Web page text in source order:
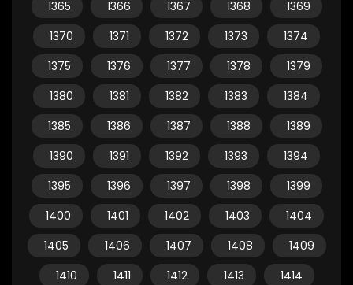
1365 1366 1367 1368
1369
1370
1371 1372 1373
1374
1375
1376 1377 1378
1379
1380
1381 1382 1383
1384
1385
1386 1387 1388
1389
1390
1391 1392 1393
1394
1395
1396 1397 1398
1399
1400
1401 1402 1403
1404
1405
1406 1407 1408
1409
1410
1411 1412 1413
1414